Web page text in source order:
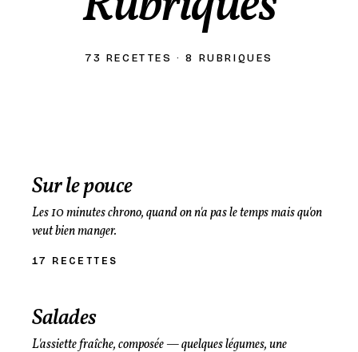
73 RECETTES · 8 RUBRIQUES
Sur le pouce
Les 10 minutes chrono, quand on n'a pas le temps mais qu'on
veut bien manger.
17 RECETTES
Salades
L'assiette fraîche, composée — quelques légumes, une